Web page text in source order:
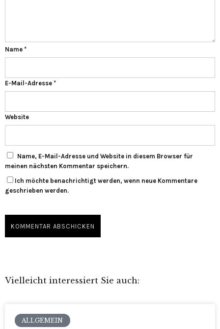
Name *
E-Mail-Adresse *
Website
Name, E-Mail-Adresse und Website in diesem Browser für
meinen nächsten Kommentar speichern.
Ich möchte benachrichtigt werden, wenn neue Kommentare
geschrieben werden.
Vielleicht interessiert Sie auch:
ALLGEMEIN